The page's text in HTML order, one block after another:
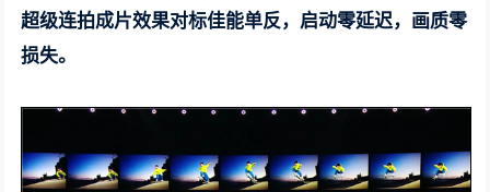
超级连拍成片效果对标佳能单反，启动零延迟，画质零
损失。